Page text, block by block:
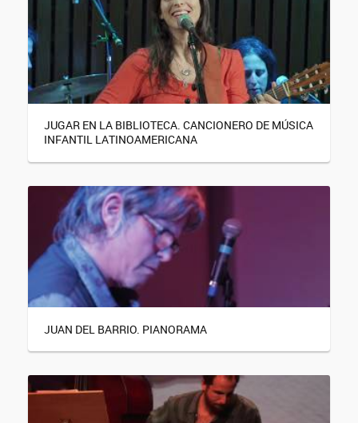
JUGAR EN LA BIBLIOTECA. CANCIONERO DE MÚSICA
INFANTIL LATINOAMERICANA
JUAN DEL BARRIO. PIANORAMA